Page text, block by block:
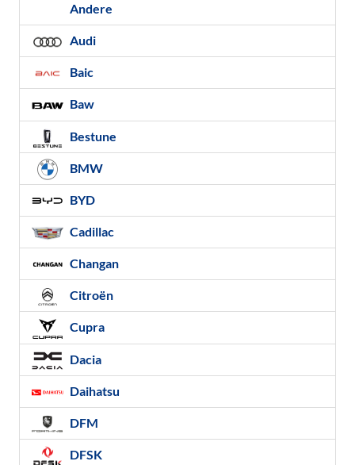
Andere
Audi
Baic
Baw
Bestune
BMW
BYD
Cadillac
Changan
Citroën
Cupra
Dacia
Daihatsu
DFM
DFSK